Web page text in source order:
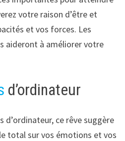
votre raison d’être et
et vos forces. Les
aideront à améliorer votre
d’ordinateur
d’ordinateur, ce rêve suggère
total sur vos émotions et vos